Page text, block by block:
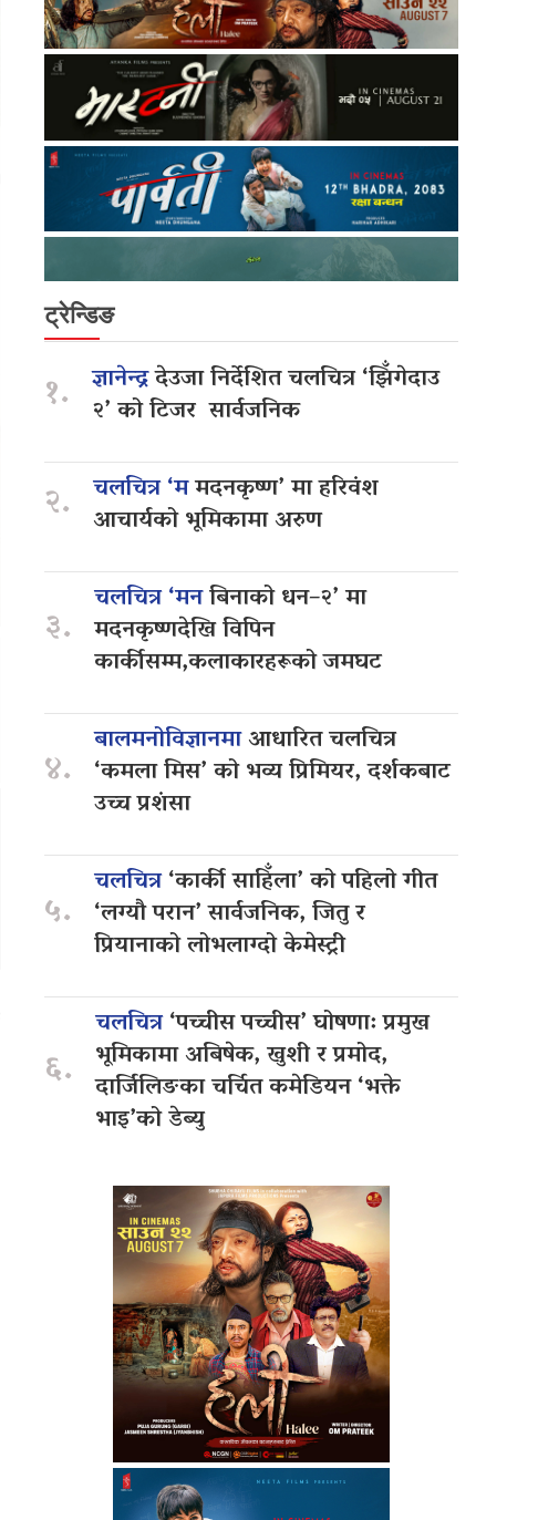
ट्रेन्डिङ
१. ज्ञानेन्द्रदेउजा निर्देशित चलचित्र ‘झिँगेदाउ
२’ को टिजर सार्वजनिक
२. चलचित्र ‘ममदनकृष्ण’ मा हरिवंश
आचार्यको भूमिकामा अरुण
३.
चलचित्र ‘मनबिनाको धन–२’ मा
मदनकृष्णदेखि विपिन
कार्कीसम्म,कलाकारहरूको जमघट
४.
बालमनोविज्ञानमाआधारित चलचित्र
‘कमला मिस’ को भव्य प्रिमियर, दर्शकबाट
उच्च प्रशंसा
५.
चलचित्र‘कार्की साहिँला’ को पहिलो गीत
‘लग्यौ परान’ सार्वजनिक, जितु र
प्रियानाको लोभलाग्दो केमेस्ट्री
६.
चलचित्र‘पच्चीस पच्चीस’ घोषणा: प्रमुख
भूमिकामा अबिषेक, खुशी र प्रमोद,
दार्जिलिङका चर्चित कमेडियन ‘भक्ते
भाइ’को डेब्यु